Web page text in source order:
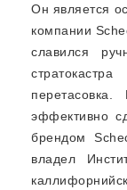
Он является
компании
славился
эффективно
брендом
владел